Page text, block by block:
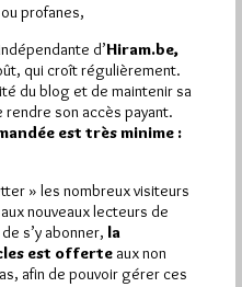
a reçu
été lues (Source :
Plus d’informations
profanes,
d’Hiram.be,
qui croît régulièrement.
du blog et de maintenir sa
son accès payant.
est très minime :
» les nombreux visiteurs
nouveaux lecteurs de
s’y abonner, la
est offerte aux non
afin de pouvoir gérer ces